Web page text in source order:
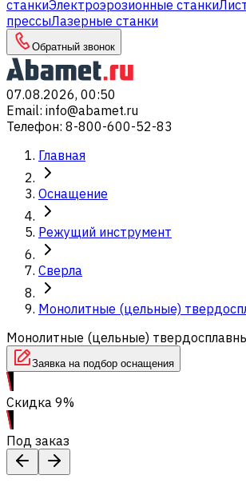
станкиЭлектроэрозионные станки
прессыЛазерные станки
Обратный звонок
07.08.2026, 00:50
Email: info@abamet.ru
Телефон: 8-800-600-52-83
Главная
Оснащение
Режущий инструмент
Сверла
Монолитные (цельные)
Монолитные (цельные)
Заявка на подбор оснащения
Скидка 9%
Под заказ